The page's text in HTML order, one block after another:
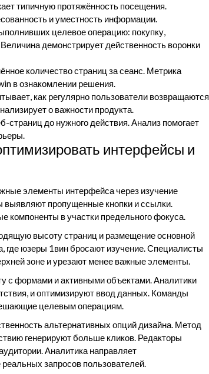
типичную протяжённость посещения.
и уместность информации.
целевое операцию: покупку,
демонстрирует действенность воронки
количество страниц за сеанс. Метрика
в ознакомлении решения.
как регулярно пользователи возвращаются
о важности продукта.
страниц до нужного действия. Анализ помогает
интерфейсы и
элементы интерфейса через изучение
выявляют пропущенные кнопки и ссылки.
компоненты в участки предельного фокуса.
высоту страниц и размещение основной
где юзеры 1вин бросают изучение. Специалисты
зоне и урезают менее важные элементы.
с формами и активными объектами. Аналитики
и оптимизируют ввод данных. Команды
целевым операциям.
альтернативных опций дизайна. Метод
генерируют больше кликов. Редакторы
Аналитика направляет
запросов пользователей.